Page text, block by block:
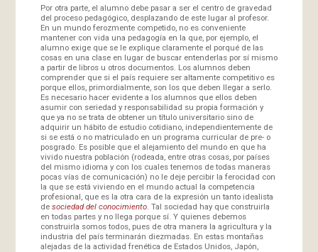
Por otra parte, el alumno debe pasar a ser el centro de gravedad
del proceso pedagógico, desplazando de este lugar al profesor.
En un mundo ferozmente competido, no es conveniente
mantener con vida una pedagogía en la que, por ejemplo, el
alumno exige que se le explique claramente el porqué de las
cosas en una clase en lugar de buscar entenderlas por sí mismo
a partir de libros u otros documentos. Los alumnos deben
comprender que si el país requiere ser altamente competitivo es
porque ellos, primordialmente, son los que deben llegar a serlo.
Es necesario hacer evidente a los alumnos que ellos deben
asumir con seriedad y responsabilidad su propia formación y
que ya no se trata de obtener un título universitario sino de
adquirir un hábito de estudio cotidiano, independientemente de
si se está o no matriculado en un programa curricular de pre- o
posgrado. Es posible que el alejamiento del mundo en que ha
vivido nuestra población (rodeada, entre otras cosas, por países
del mismo idioma y con los cuales tenemos de todas maneras
pocas vías de comunicación) no le deje percibir la ferocidad con
la que se está viviendo en el mundo actual la competencia
profesional, que es la otra cara de la expresión un tanto idealista
de sociedad del conocimiento. Tal sociedad hay que construirla
en todas partes y no llega porque sí. Y quienes debemos
construirla somos todos, pues de otra manera la agricultura y la
industria del país terminarán diezmadas. En estas montañas
alejadas de la actividad frenética de Estados Unidos, Japón,